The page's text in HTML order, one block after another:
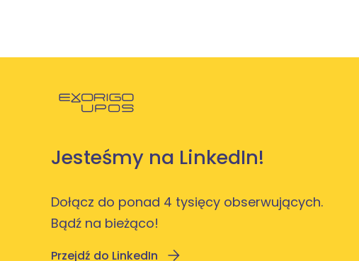
Jesteśmy na LinkedIn!
Dołącz do ponad 4 tysięcy obserwujących.
Bądź na bieżąco!
Przejdź do LinkedIn